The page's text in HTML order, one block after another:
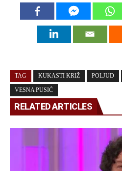
TAG KUKASTI KRIŽ POLJUD
VESNA PUSIĆ
RELATED ARTICLES